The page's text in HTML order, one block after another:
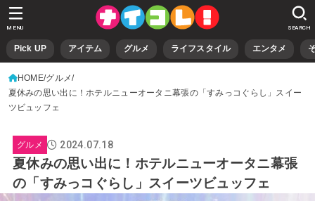
Pick UP アイテム グルメ ライフスタイル エンタメ
SEARCH
MENU
HOME グルメ
夏休みの思い出に！ホテルニューオータニ幕張の「すみっコぐらし」スイー
ツビュッフェ
グルメ 2024.07.18
夏休みの思い出に！ホテルニューオータニ幕張
の「すみっコぐらし」スイーツビュッフェ